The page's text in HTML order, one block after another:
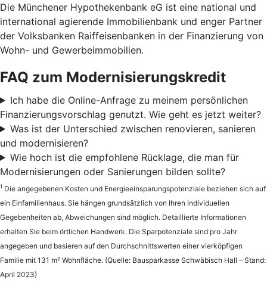
Die Münchener Hypothekenbank eG ist eine national und
international agierende Immobilienbank und enger Partner
der Volksbanken Raiffeisenbanken in der Finanzierung von
Wohn- und Gewerbeimmobilien.
FAQ zum Modernisierungskredit
Ich habe die Online-Anfrage zu meinem persönlichen
Finanzierungsvorschlag genutzt. Wie geht es jetzt weiter?
Was ist der Unterschied zwischen renovieren, sanieren
und modernisieren?
Wie hoch ist die empfohlene Rücklage, die man für
Modernisierungen oder Sanierungen bilden sollte?
1 Die angegebenen Kosten und Energieeinsparungspotenziale beziehen sich auf
ein Einfamilienhaus. Sie hängen grundsätzlich von Ihren individuellen
Gegebenheiten ab, Abweichungen sind möglich. Detaillierte Informationen
erhalten Sie beim örtlichen Handwerk. Die Sparpotenziale sind pro Jahr
angegeben und basieren auf den Durchschnittswerten einer vierköpfigen
Familie mit 131 m² Wohnfläche. (Quelle: Bausparkasse Schwäbisch Hall – Stand:
April 2023)